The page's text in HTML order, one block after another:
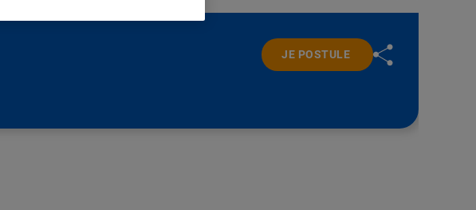
JE POSTULE